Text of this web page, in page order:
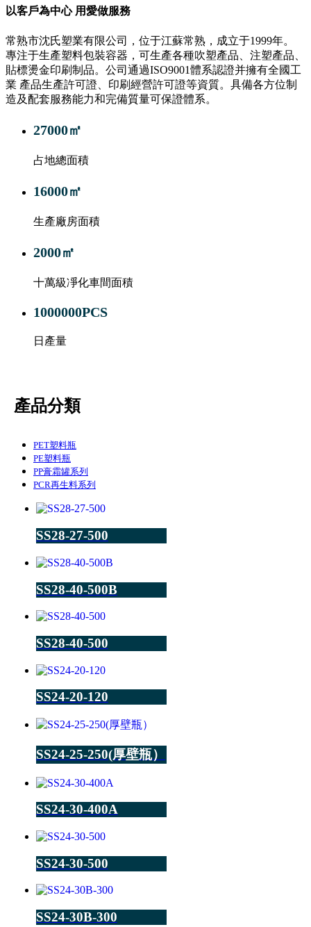
以客戶為中心 用愛做服務
常熟市沈氏塑業有限公司，位于江蘇常熟，成立于1999年。
專注于生產塑料包裝容器，可生產各種吹塑產品、注塑產品、
貼標燙金印刷制品。公司通過ISO9001體系認證并擁有全國工
業 產品生產許可證、印刷經營許可證等資質。具備各方位制
造及配套服務能力和完備質量可保證體系。
27000㎡
占地總面積
16000㎡
生產廠房面積
2000㎡
十萬級凈化車間面積
1000000PCS
日產量
產品分類
PET塑料瓶
PE塑料瓶
PP膏霜罐系列
PCR再生料系列
SS28-27-500
SS28-40-500B
SS28-40-500
SS24-20-120
SS24-25-250(厚壁瓶）
SS24-30-400A
SS24-30-500
SS24-30B-300